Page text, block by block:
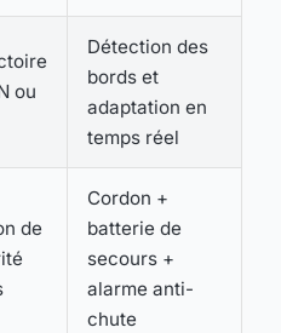
ou
Détection des
bords et
adaptation en
temps réel
de
Cordon +
batterie de
secours +
alarme anti-
chute